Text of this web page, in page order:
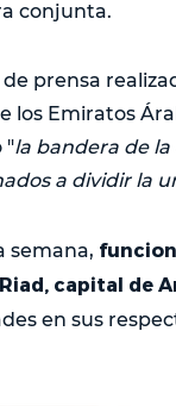
conjunta.
prensa
los Emiratos
"la bandera de
a dividir la
semana,
capital de
en sus